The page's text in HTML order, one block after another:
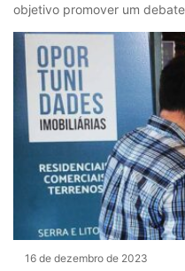
objetivo promover um
16 de dezembro de 2023